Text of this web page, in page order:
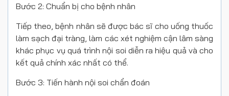
Bước 2: Chuẩn bị cho bệnh nhân
Tiếp theo, bệnh nhân sẽ được bác sĩ cho uống thuốc
làm sạch đại tràng, làm các xét nghiệm cận lâm sàng
khác phục vụ quá trình nội soi diễn ra hiệu quả và cho
kết quả chính xác nhất có thể.
Bước 3: Tiến hành nội soi chẩn đoán